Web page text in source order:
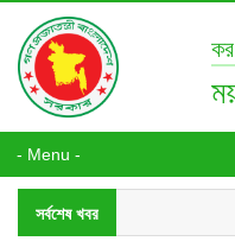
কর
সর্বশেষ খবর